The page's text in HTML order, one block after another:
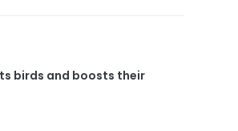
birds and boosts their